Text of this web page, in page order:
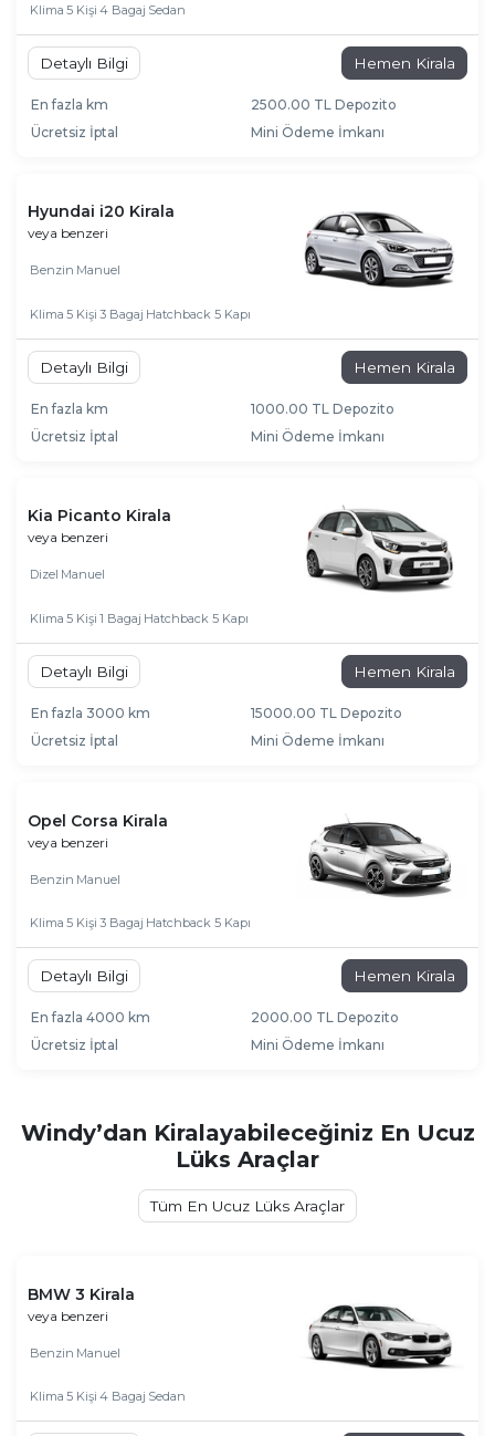
Klima 5 Kişi 4 Bagaj Sedan
Detaylı Bilgi Hemen Kirala
En fazla km
2500.00 TL Depozito
Ücretsiz İptal
Mini Ödeme İmkanı
Hyundai i20 Kirala
veya benzeri
Benzin Manuel
Klima 5 Kişi 3 Bagaj Hatchback 5 Kapı
Detaylı Bilgi Hemen Kirala
En fazla km
1000.00 TL Depozito
Ücretsiz İptal
Mini Ödeme İmkanı
Kia Picanto Kirala
veya benzeri
Dizel Manuel
Klima 5 Kişi 1 Bagaj Hatchback 5 Kapı
Detaylı Bilgi Hemen Kirala
En fazla 3000 km
15000.00 TL Depozito
Ücretsiz İptal
Mini Ödeme İmkanı
Opel Corsa Kirala
veya benzeri
Benzin Manuel
Klima 5 Kişi 3 Bagaj Hatchback 5 Kapı
Detaylı Bilgi Hemen Kirala
En fazla 4000 km
2000.00 TL Depozito
Ücretsiz İptal
Mini Ödeme İmkanı
Windy’dan Kiralayabileceğiniz En Ucuz
Lüks Araçlar
Tüm En Ucuz Lüks Araçlar
BMW 3 Kirala
veya benzeri
Benzin Manuel
Klima 5 Kişi 4 Bagaj Sedan